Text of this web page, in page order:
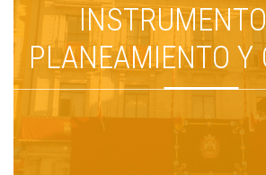
PLANEAMIENTO Y